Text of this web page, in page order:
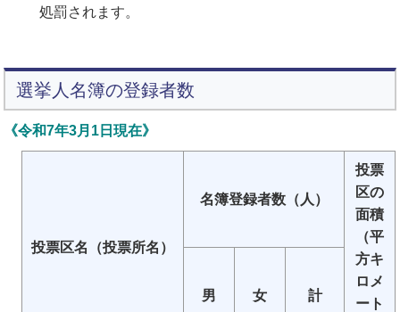
処罰されます。
選挙人名簿の登録者数
《令和7年3月1日現在》
投票区名（投票所名）
名簿登録者数（人）
投票
区の
面積
（平
方キ
ロメ
ート
男 女 計